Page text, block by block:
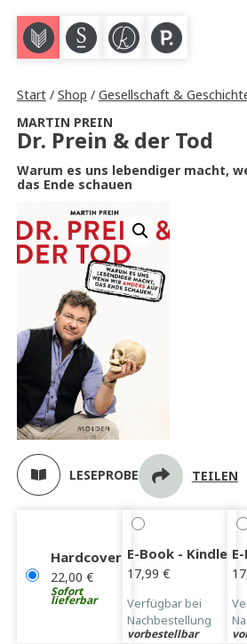
M S K P
Start/ Shop / Gesellschaft &
MARTIN PREIN
Dr. Prein & der Tod
Warum es uns lebendiger macht,
das Ende schauen
LESEPROBE TEILEN
Hardcover
22,00 €
Sofort
lieferbar
E-Book - Kindle
17,99 €
Verfügbar bei
Nachbestellung
vorbestellbar